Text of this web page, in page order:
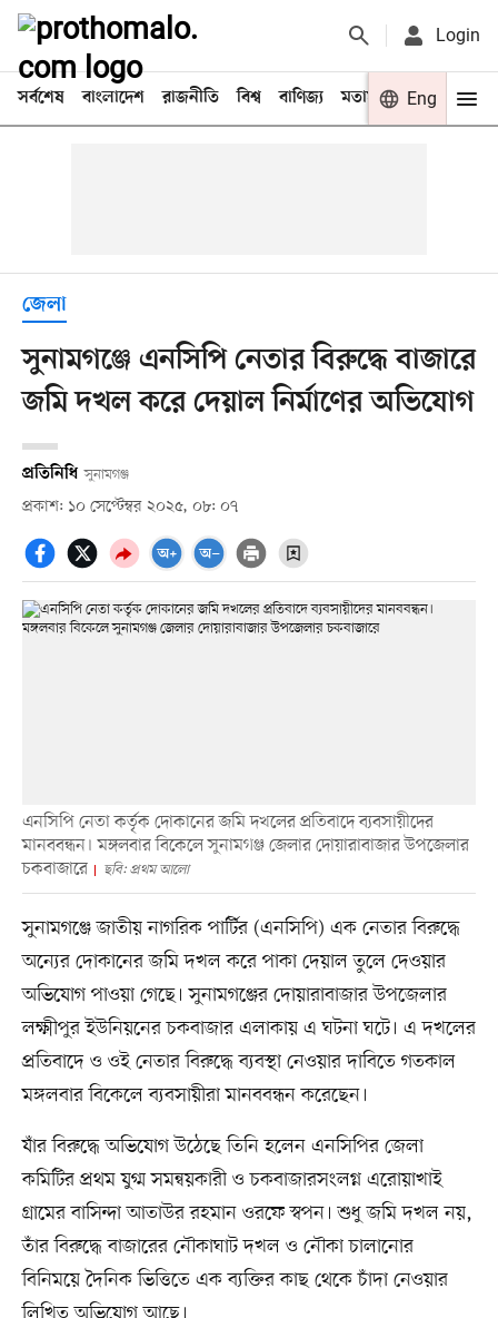
Login
সর্বশেষ বাংলাদেশ রাজনীতি বিশ্ব বাণিজ্য মতামত খেলা
Eng
জেলা
সুনামগঞ্জে এনসিপি নেতার বিরুদ্ধে বাজারে
জমি দখল করে দেয়াল নির্মাণের অভিযোগ
প্রতিনিধি সুনামগঞ্জ
প্রকাশ: ১০ সেপ্টেম্বর ২০২৫, ০৮: ০৭
এনসিপি নেতা কর্তৃক দোকানের জমি দখলের প্রতিবাদে ব্যবসায়ীদের
মানববন্ধন। মঙ্গলবার বিকেলে সুনামগঞ্জ জেলার দোয়ারাবাজার উপজেলার
চকবাজারে
ছবি: প্রথম আলো
সুনামগঞ্জে জাতীয় নাগরিক পার্টির (এনসিপি) এক নেতার বিরুদ্ধে
অন্যের দোকানের জমি দখল করে পাকা দেয়াল তুলে দেওয়ার
অভিযোগ পাওয়া গেছে। সুনামগঞ্জের দোয়ারাবাজার উপজেলার
লক্ষ্মীপুর ইউনিয়নের চকবাজার এলাকায় এ ঘটনা ঘটে। এ দখলের
প্রতিবাদে ও ওই নেতার বিরুদ্ধে ব্যবস্থা নেওয়ার দাবিতে গতকাল
মঙ্গলবার বিকেলে ব্যবসায়ীরা মানববন্ধন করেছেন।
যাঁর বিরুদ্ধে অভিযোগ উঠেছে তিনি হলেন এনসিপির জেলা
কমিটির প্রথম যুগ্ম সমন্বয়কারী ও চকবাজারসংলগ্ন এরোয়াখাই
গ্রামের বাসিন্দা আতাউর রহমান ওরফে স্বপন। শুধু জমি দখল নয়,
তাঁর বিরুদ্ধে বাজারের নৌকাঘাট দখল ও নৌকা চালানোর
বিনিময়ে দৈনিক ভিত্তিতে এক ব্যক্তির কাছ থেকে চাঁদা নেওয়ার